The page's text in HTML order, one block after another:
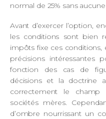
normal de 25% sans
Avant d’exercer l’option,
les conditions sont bien
impôts fixe ces conditions,
précisions intéressantes
fonction des cas de
décisions et la doctrine
correctement le champ
sociétés mères.
d’ombre nourrissant un